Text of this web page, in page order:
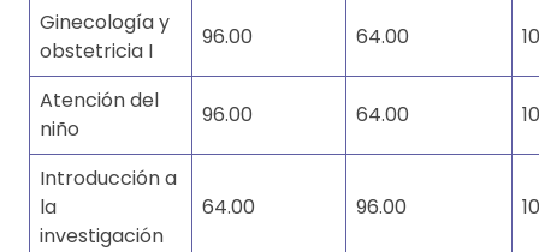
Ginecología y
obstetricia I
96.00 64.00
Atención del
niño
96.00 64.00
Introducción a
la
investigación
64.00 96.00